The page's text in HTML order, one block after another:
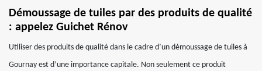
Démoussage de tuiles par des produits de qualité
: appelez Guichet Rénov
Utiliser des produits de qualité dans le cadre d’un démoussage de tuiles à
Gournay est d’une importance capitale. Non seulement ce produit